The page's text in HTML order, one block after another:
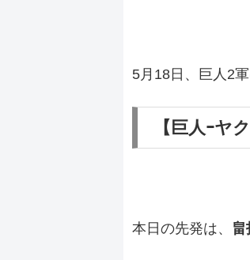
5月18日、巨人2
【巨人ｰヤ
本日の先発は、 畠